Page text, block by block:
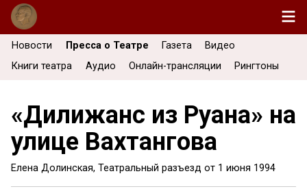
Новости Пресса о Театре Газета
Видео
Книги театра
Аудио Онлайн-трансляции Рингтоны
«Дилижанс из Руана» на
улице Вахтангова
Елена Долинская, Театральный разъезд от 1 июня 1994